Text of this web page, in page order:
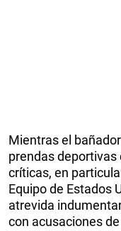
Mientras el
prendas
críticas, en
Equipo de Estados
atrevida
con acusaciones